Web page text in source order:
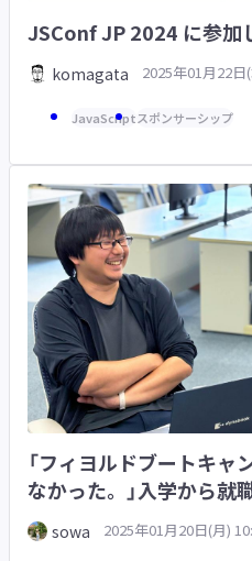
JSConf JP 2024 に参加
komagata 2025年01月22日
JavaScriptスポンサーシップ
「フィヨルドブートキ
なかった。」入学から就
生インタビュー ネット
様】sowa 2025年01月20日(月)